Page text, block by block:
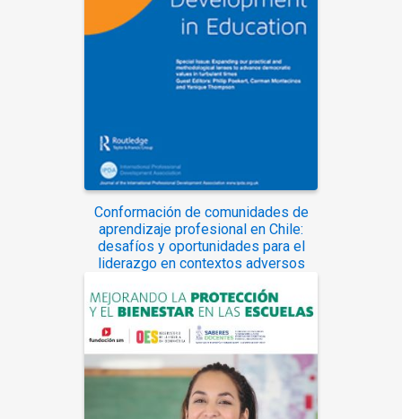
Conformación de comunidades de
aprendizaje profesional en Chile:
desafíos y oportunidades para el
liderazgo en contextos adversos